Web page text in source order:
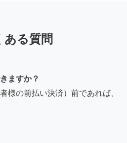
ある質問
ますか？
様の前払い決済）前であれば、